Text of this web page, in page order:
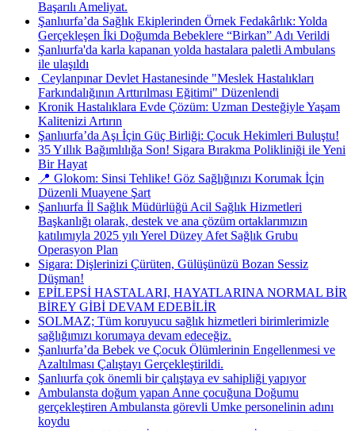
Başarılı Ameliyat.
Şanlıurfa’da Sağlık Ekiplerinden Örnek Fedakârlık: Yolda
Gerçekleşen İki Doğumda Bebeklere “Birkan” Adı Verildi
Şanlıurfa'da karla kapanan yolda hastalara paletli Ambulans
ile ulaşıldı
​ Ceylanpınar Devlet Hastanesinde "Meslek Hastalıkları
Farkındalığının Arttırılması Eğitimi" Düzenlendi
Kronik Hastalıklara Evde Çözüm: Uzman Desteğiyle Yaşam
Kalitenizi Artırın
Şanlıurfa’da Aşı İçin Güç Birliği: Çocuk Hekimleri Buluştu!
35 Yıllık Bağımlılığa Son! Sigara Bırakma Polikliniği ile Yeni
Bir Hayat
📍 Glokom: Sinsi Tehlike! Göz Sağlığınızı Korumak İçin
Düzenli Muayene Şart
Şanlıurfa İl Sağlık Müdürlüğü Acil Sağlık Hizmetleri
Başkanlığı olarak, destek ve ana çözüm ortaklarımızın
katılımıyla 2025 yılı Yerel Düzey Afet Sağlık Grubu
Operasyon Plan
Sigara: Dişlerinizi Çürüten, Gülüşünüzü Bozan Sessiz
Düşman!
EPİLEPSİ HASTALARI, HAYATLARINA NORMAL BİR
BİREY GİBİ DEVAM EDEBİLİR
SOLMAZ; Tüm koruyucu sağlık hizmetleri birimlerimizle
sağlığımızı korumaya devam edeceğiz.
Şanlıurfa’da Bebek ve Çocuk Ölümlerinin Engellenmesi ve
Azaltılması Çalıştayı Gerçekleştirildi.
Şanlıurfa çok önemli bir çalıştaya ev sahipliği yapıyor
Ambulansta doğum yapan Anne çocuğuna Doğumu
gerçekleştiren Ambulansta görevli Umke personelinin adını
koydu